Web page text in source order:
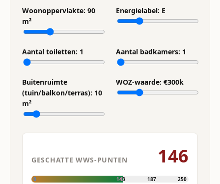
Woonoppervlakte: 90
m²
Energielabel: E
Aantal toiletten: 1 Aantal badkamers: 1
Buitenruimte
(tuin/balkon/terras): 10
m²
WOZ-waarde: €300k
GESCHATTE WWS-PUNTEN 146
0 143 187 250